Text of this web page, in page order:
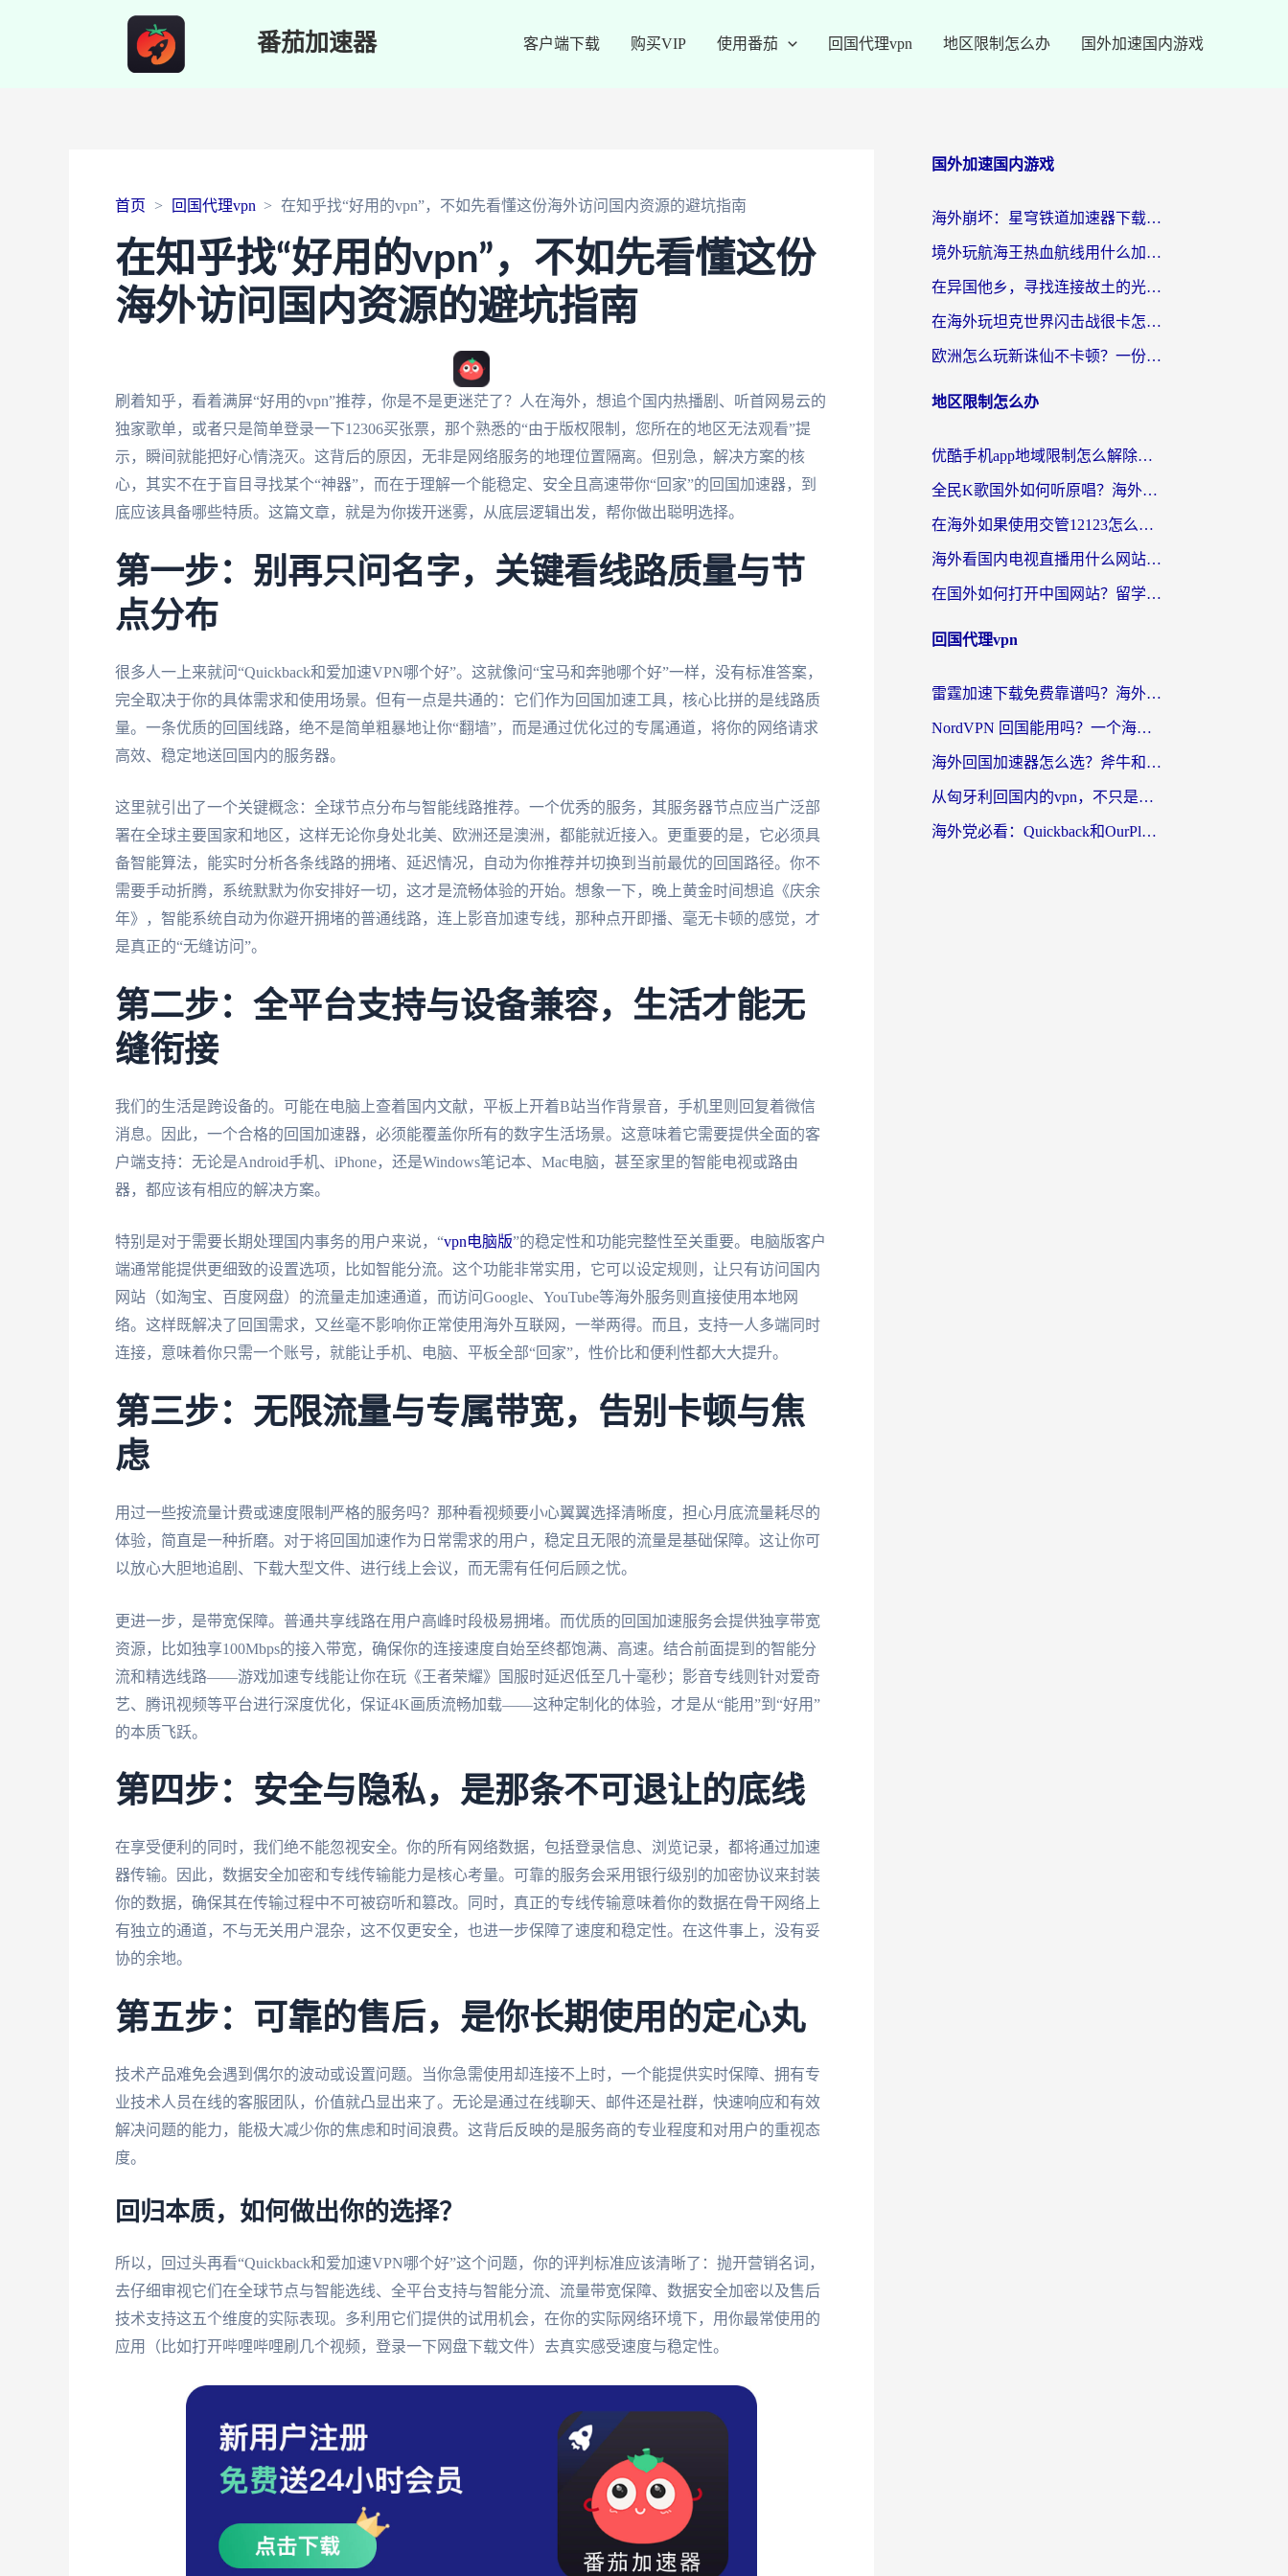
番茄加速器 客户端下载 购买VIP 使用番茄 回国代理vpn 地区限制怎么办 国外加速国内游戏
首页 回国代理vpn 在知乎找“好用的vpn”，不如先看懂这份海外访问国内资源的避坑指南
在知乎找“好用的vpn”，不如先看懂这份
海外访问国内资源的避坑指南
刷着知乎，看着满屏“好用的vpn”推荐，你是不是更迷茫了？人在海外，想追个国内热播剧、听首网易云的
独家歌单，或者只是简单登录一下12306买张票，那个熟悉的“由于版权限制，您所在的地区无法观看”提
示，瞬间就能把好心情浇灭。这背后的原因，无非是网络服务的地理位置隔离。但别急，解决方案的核
心，其实不在于盲目寻找某个“神器”，而在于理解一个能稳定、安全且高速带你“回家”的回国加速器，到
底应该具备哪些特质。这篇文章，就是为你拨开迷雾，从底层逻辑出发，帮你做出聪明选择。
第一步：别再只问名字，关键看线路质量与节
点分布
很多人一上来就问“Quickback和爱加速VPN哪个好”。这就像问“宝马和奔驰哪个好”一样，没有标准答案，
完全取决于你的具体需求和使用场景。但有一点是共通的：它们作为回国加速工具，核心比拼的是线路质
量。一条优质的回国线路，绝不是简单粗暴地让你“翻墙”，而是通过优化过的专属通道，将你的网络请求
高效、稳定地送回国内的服务器。
这里就引出了一个关键概念：全球节点分布与智能线路推荐。一个优秀的服务，其服务器节点应当广泛部
署在全球主要国家和地区，这样无论你身处北美、欧洲还是澳洲，都能就近接入。更重要的是，它必须具
备智能算法，能实时分析各条线路的拥堵、延迟情况，自动为你推荐并切换到当前最优的回国路径。你不
需要手动折腾，系统默默为你安排好一切，这才是流畅体验的开始。想象一下，晚上黄金时间想追《庆余
年》，智能系统自动为你避开拥堵的普通线路，连上影音加速专线，那种点开即播、毫无卡顿的感觉，才
是真正的“无缝访问”。
第二步：全平台支持与设备兼容，生活才能无
缝衔接
我们的生活是跨设备的。可能在电脑上查着国内文献，平板上开着B站当作背景音，手机里则回复着微信
消息。因此，一个合格的回国加速器，必须能覆盖你所有的数字生活场景。这意味着它需要提供全面的客
户端支持：无论是Android手机、iPhone，还是Windows笔记本、Mac电脑，甚至家里的智能电视或路由
器，都应该有相应的解决方案。
特别是对于需要长期处理国内事务的用户来说，“vpn电脑版”的稳定性和功能完整性至关重要。电脑版客户
端通常能提供更细致的设置选项，比如智能分流。这个功能非常实用，它可以设定规则，让只有访问国内
网站（如淘宝、百度网盘）的流量走加速通道，而访问Google、YouTube等海外服务则直接使用本地网
络。这样既解决了回国需求，又丝毫不影响你正常使用海外互联网，一举两得。而且，支持一人多端同时
连接，意味着你只需一个账号，就能让手机、电脑、平板全部“回家”，性价比和便利性都大大提升。
第三步：无限流量与专属带宽，告别卡顿与焦
虑
用过一些按流量计费或速度限制严格的服务吗？那种看视频要小心翼翼选择清晰度，担心月底流量耗尽的
体验，简直是一种折磨。对于将回国加速作为日常需求的用户，稳定且无限的流量是基础保障。这让你可
以放心大胆地追剧、下载大型文件、进行线上会议，而无需有任何后顾之忧。
更进一步，是带宽保障。普通共享线路在用户高峰时段极易拥堵。而优质的回国加速服务会提供独享带宽
资源，比如独享100Mbps的接入带宽，确保你的连接速度自始至终都饱满、高速。结合前面提到的智能分
流和精选线路——游戏加速专线能让你在玩《王者荣耀》国服时延迟低至几十毫秒；影音专线则针对爱奇
艺、腾讯视频等平台进行深度优化，保证4K画质流畅加载——这种定制化的体验，才是从“能用”到“好用”
的本质飞跃。
第四步：安全与隐私，是那条不可退让的底线
在享受便利的同时，我们绝不能忽视安全。你的所有网络数据，包括登录信息、浏览记录，都将通过加速
器传输。因此，数据安全加密和专线传输能力是核心考量。可靠的服务会采用银行级别的加密协议来封装
你的数据，确保其在传输过程中不可被窃听和篡改。同时，真正的专线传输意味着你的数据在骨干网络上
有独立的通道，不与无关用户混杂，这不仅更安全，也进一步保障了速度和稳定性。在这件事上，没有妥
协的余地。
第五步：可靠的售后，是你长期使用的定心丸
技术产品难免会遇到偶尔的波动或设置问题。当你急需使用却连接不上时，一个能提供实时保障、拥有专
业技术人员在线的客服团队，价值就凸显出来了。无论是通过在线聊天、邮件还是社群，快速响应和有效
解决问题的能力，能极大减少你的焦虑和时间浪费。这背后反映的是服务商的专业程度和对用户的重视态
度。
回归本质，如何做出你的选择？
所以，回过头再看“Quickback和爱加速VPN哪个好”这个问题，你的评判标准应该清晰了：抛开营销名词，
去仔细审视它们在全球节点与智能选线、全平台支持与智能分流、流量带宽保障、数据安全加密以及售后
技术支持这五个维度的实际表现。多利用它们提供的试用机会，在你的实际网络环境下，用你最常使用的
应用（比如打开哔哩哔哩刷几个视频，登录一下网盘下载文件）去真实感受速度与稳定性。
国外加速国内游戏
海外崩坏：星穹铁道加速器下载安装：一份给游子的终极网络指南
境外玩航海王热血航线用什么加速器？2026海外玩家实测最优方案（附欧洲问道堡垒前线加速技巧）
在异国他乡，寻找连接故土的光明大陆免费加速器
在海外玩坦克世界闪击战很卡怎么办？老玩家亲测有效的加速器选择指南
欧洲怎么玩新诛仙不卡顿？一份给海外游子的国服游戏畅玩指南
地区限制怎么办
优酷手机app地域限制怎么解除？海外党亲测有效的追剧方案
全民K歌国外如何听原唱？海外党亲测有效的回国加速器选择指南
在海外如果使用交管12123怎么处理？留学生亲测有效的回国加速方案
海外看国内电视直播用什么网站比较好？一篇解决你所有追剧难题的实用指南
在国外如何打开中国网站？留学生与海外华人的无缝访问指南
回国代理vpn
雷霆加速下载免费靠谱吗？海外党选回国加速器的避坑指南（附热门工具对比）
NordVPN 回国能用吗？一个海外用户必须面对的真实困境
海外回国加速器怎么选？斧牛和海龟哪个好？一篇帮你避开坑的实用指南
从匈牙利回国内的vpn，不只是为了刷剧那么简单
海外党必看：Quickback和OurPlay好用吗？3分钟选对回国加速器，无缝刷剧玩游戏